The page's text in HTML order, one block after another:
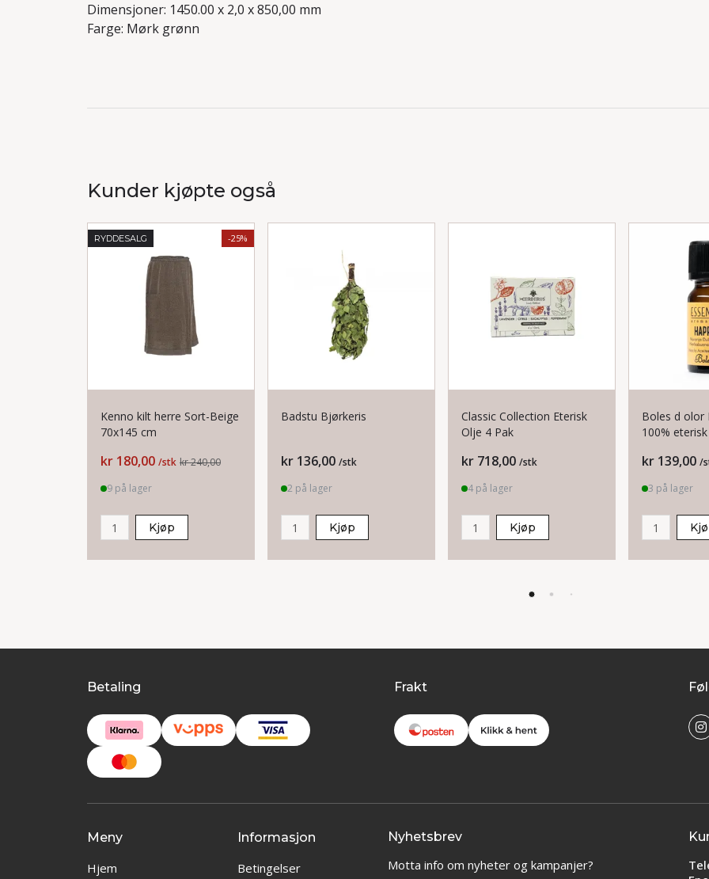
Dimensjoner: 1450.00 x 2,0 x 850,00 mm
Farge: Mørk grønn
Kunder kjøpte også
RYDDESALG -25%
Kenno kilt herre Sort-Beige
70x145 cm
Pris
kr 180,00 /stk kr 240,00
9 på lager
Kjøp
Badstu Bjørkeris
Pris
kr 136,00 /stk
2 på lager
Kjøp
Classic Collection Eterisk
Olje 4 Pak
Pris
kr 718,00 /stk
4 på lager
Kjøp
Boles d olor Happiness
100%
Pris
kr 139,00 /
3 på lager
Betaling Frakt
Meny
Hjem
Informasjon
Betingelser
Nyhetsbrev
Motta info om nyheter og kampanjer?